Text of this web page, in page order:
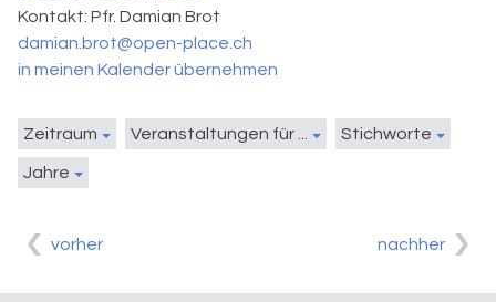
Kontakt: Pfr. Damian Brot
damian.brot@open-place.ch
in meinen Kalender übernehmen
Zeitraum Veranstaltungen für ... Stichworte
Jahre
vorher nachher